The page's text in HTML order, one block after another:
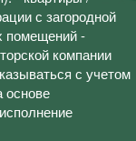
с загородной
помещений -
компании
с учетом
основе